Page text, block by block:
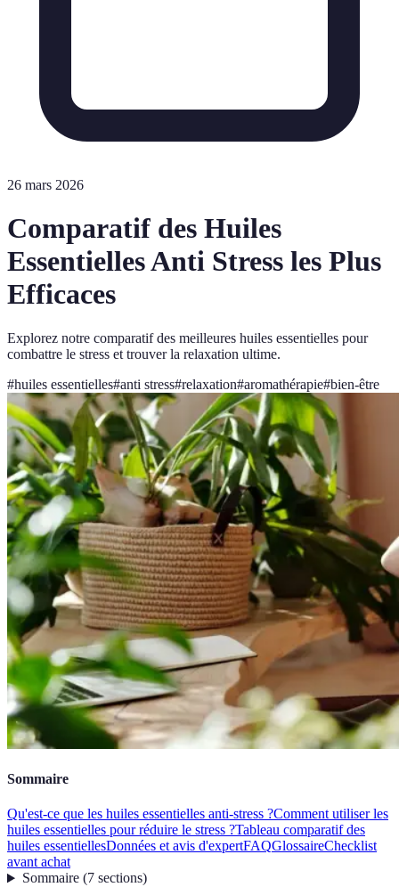
26 mars 2026
Comparatif des Huiles
Essentielles Anti Stress les Plus
Efficaces
Explorez notre comparatif des meilleures huiles essentielles pour
combattre le stress et trouver la relaxation ultime.
#huiles essentielles#anti stress#relaxation#aromathérapie#bien-être
Sommaire
Qu'est-ce que les huiles essentielles anti-stress ?Comment utiliser les
huiles essentielles pour réduire le stress ?Tableau comparatif des
huiles essentiellesDonnées et avis d'expertFAQGlossaireChecklist
avant achat
Sommaire(7 sections)